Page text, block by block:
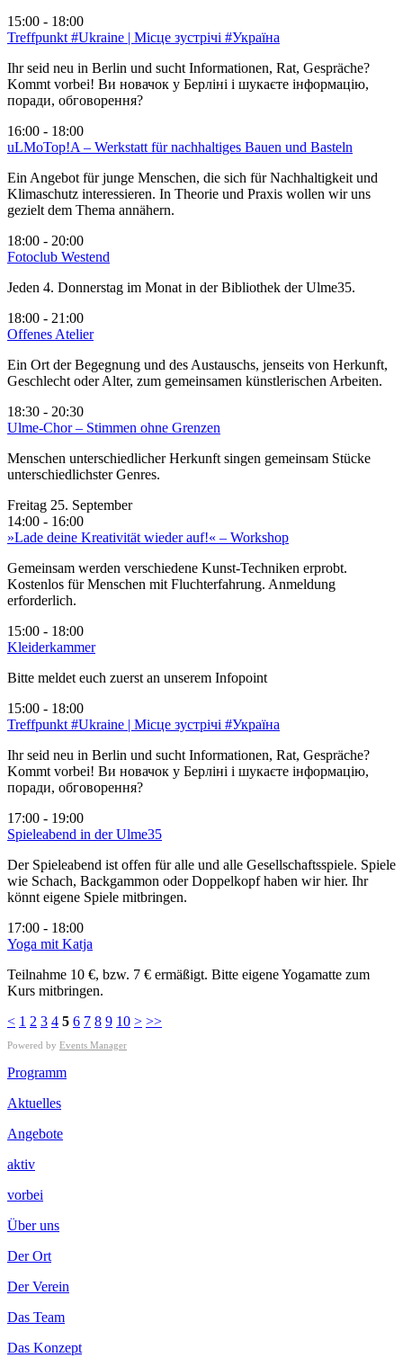
15:00 - 18:00
Treffpunkt #Ukraine | Місце зустрічі #Україна
Ihr seid neu in Berlin und sucht Informationen, Rat, Gespräche?
Kommt vorbei! Ви новачок у Берліні і шукаєте інформацію,
поради, обговорення?
16:00 - 18:00
uLMoTop!A – Werkstatt für nachhaltiges Bauen und Basteln
Ein Angebot für junge Menschen, die sich für Nachhaltigkeit und
Klimaschutz interessieren. In Theorie und Praxis wollen wir uns
gezielt dem Thema annähern.
18:00 - 20:00
Fotoclub Westend
Jeden 4. Donnerstag im Monat in der Bibliothek der Ulme35.
18:00 - 21:00
Offenes Atelier
Ein Ort der Begegnung und des Austauschs, jenseits von Herkunft,
Geschlecht oder Alter, zum gemeinsamen künstlerischen Arbeiten.
18:30 - 20:30
Ulme-Chor – Stimmen ohne Grenzen
Menschen unterschiedlicher Herkunft singen gemeinsam Stücke
unterschiedlichster Genres.
Freitag 25. September
14:00 - 16:00
»Lade deine Kreativität wieder auf!« – Workshop
Gemeinsam werden verschiedene Kunst-Techniken erprobt.
Kostenlos für Menschen mit Fluchterfahrung. Anmeldung
erforderlich.
15:00 - 18:00
Kleiderkammer
Bitte meldet euch zuerst an unserem Infopoint
15:00 - 18:00
Treffpunkt #Ukraine | Місце зустрічі #Україна
Ihr seid neu in Berlin und sucht Informationen, Rat, Gespräche?
Kommt vorbei! Ви новачок у Берліні і шукаєте інформацію,
поради, обговорення?
17:00 - 19:00
Spieleabend in der Ulme35
Der Spieleabend ist offen für alle und alle Gesellschaftsspiele. Spiele
wie Schach, Backgammon oder Doppelkopf haben wir hier. Ihr
könnt eigene Spiele mitbringen.
17:00 - 18:00
Yoga mit Katja
Teilnahme 10 €, bzw. 7 € ermäßigt. Bitte eigene Yogamatte zum
Kurs mitbringen.
< 1 2 3 4 5 6 7 8 9 10 > >>
Powered by Events Manager
Footer
Inhalt
Programm
Aktuelles
Angebote
aktiv
vorbei
Über uns
Der Ort
Der Verein
Das Team
Das Konzept